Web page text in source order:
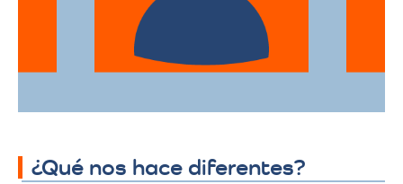
adaptándose a sus horarios y
necesidades específicas.
¿Qué nos hace diferentes?